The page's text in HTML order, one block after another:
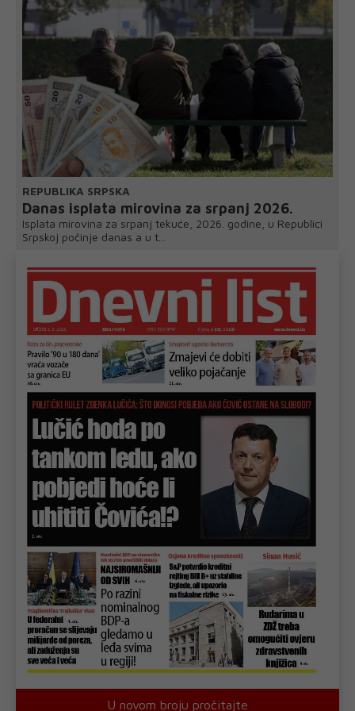
REPUBLIKA SRPSKA
Danas isplata mirovina za srpanj 2026.
Isplata mirovina za srpanj tekuće, 2026. godine, u Republici
Srpskoj počinje danas a u t...
U novom broju pročitajte